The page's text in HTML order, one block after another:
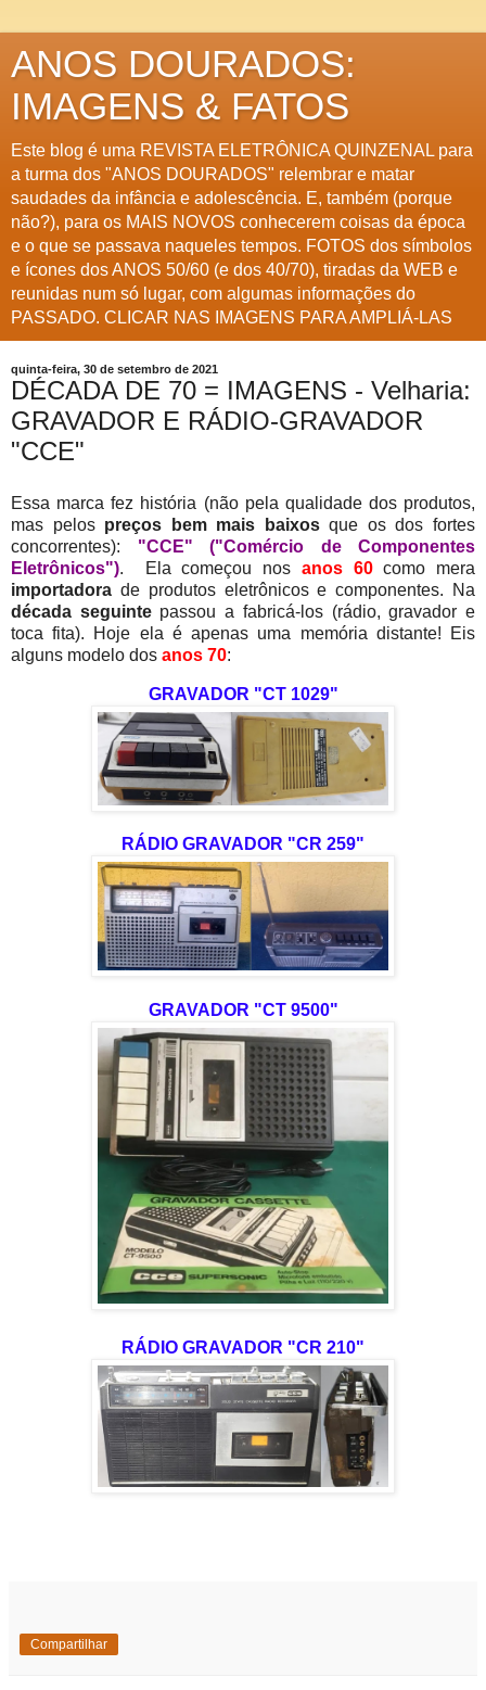
ANOS DOURADOS:
IMAGENS & FATOS
Este blog é uma REVISTA ELETRÔNICA QUINZENAL para
a turma dos "ANOS DOURADOS" relembrar e matar
saudades da infância e adolescência. E, também (porque
não?), para os MAIS NOVOS conhecerem coisas da época
e o que se passava naqueles tempos. FOTOS dos símbolos
e ícones dos ANOS 50/60 (e dos 40/70), tiradas da WEB e
reunidas num só lugar, com algumas informações do
PASSADO. CLICAR NAS IMAGENS PARA AMPLIÁ-LAS
quinta-feira, 30 de setembro de 2021
DÉCADA DE 70 = IMAGENS - Velharia:
GRAVADOR E RÁDIO-GRAVADOR
"CCE"
Essa marca fez história (não pela qualidade dos produtos,
mas pelospreços bem mais baixosque os dos fortes
concorrentes): "CCE" ("Comércio de Componentes
Eletrônicos"). Ela começou nos anos 60como mera
importadora de produtos eletrônicos e componentes. Na
década seguintepassou a fabricá-los (rádio, gravador e
toca fita). Hoje ela é apenas uma memória distante! Eis
alguns modelo dos anos 70:
GRAVADOR "CT 1029"
RÁDIO GRAVADOR "CR 259"
GRAVADOR "CT 9500"
RÁDIO GRAVADOR "CR 210"
Compartilhar